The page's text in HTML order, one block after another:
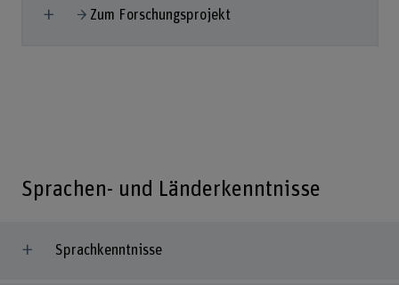
Mehr anzeigen
Zum Forschungsprojekt
Sprachen- und Länderkenntnisse
Sprachkenntnisse